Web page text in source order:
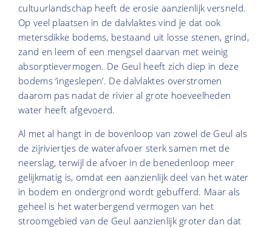
cultuurlandschap heeft de erosie aanzienlijk versneld.
Op veel plaatsen in de dalvlaktes vind je dat ook
metersdikke bodems, bestaand uit losse stenen, grind,
zand en leem of een mengsel daarvan met weinig
absorptievermogen. De Geul heeft zich diep in deze
bodems ‘ingeslepen’. De dalvlaktes overstromen
daarom pas nadat de rivier al grote hoeveelheden
water heeft afgevoerd.
Al met al hangt in de bovenloop van zowel de Geul als
de zijriviertjes de waterafvoer sterk samen met de
neerslag, terwijl de afvoer in de benedenloop meer
gelijkmatig is, omdat een aanzienlijk deel van het water
in bodem en ondergrond wordt gebufferd. Maar als
geheel is het waterbergend vermogen van het
stroomgebied van de Geul aanzienlijk groter dan dat